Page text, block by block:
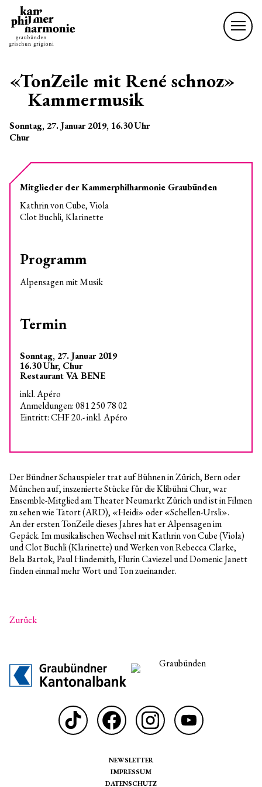
«TonZeile mit René schnoz»
Kammermusik
Sonntag, 27. Januar 2019, 16.30Uhr
Chur
Der Bündner Schauspieler trat auf Bühnen in Zürich, Bern oder
München auf, inszenierte Stücke für die Klibühni Chur, war
Ensemble-Mitglied am Theater Neumarkt Zürich und ist in Filmen
zu sehen wie Tatort (ARD), «Heidi» oder «Schellen-Ursli».
An der ersten TonZeile dieses Jahres hat er Alpensagen im
Gepäck. Im musikalischen Wechsel mit Kathrin von Cube (Viola)
und Clot Buchli (Klarinette) und Werken von Rebecca Clarke,
Bela Bartok, Paul Hindemith, Flurin Caviezel und Domenic Janett
finden einmal mehr Wort und Ton zueinander.
Mitglieder der Kammerphilharmonie Graubünden
Kathrin von Cube, Viola
Clot Buchli, Klarinette
Programm
Alpensagen mit Musik
Termin
Sonntag, 27. Januar 2019
16.30 Uhr, Chur
Restaurant VA BENE
inkl. Apéro
Anmeldungen: 081 250 78 02
Eintritt: CHF 20.- inkl. Apéro
Zurück
NEWSLETTER
IMPRESSUM
DATENSCHUTZ